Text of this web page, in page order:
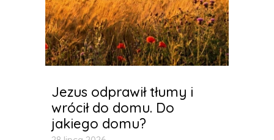
Jezus odprawił tłumy i
wrócił do domu. Do
jakiego domu?